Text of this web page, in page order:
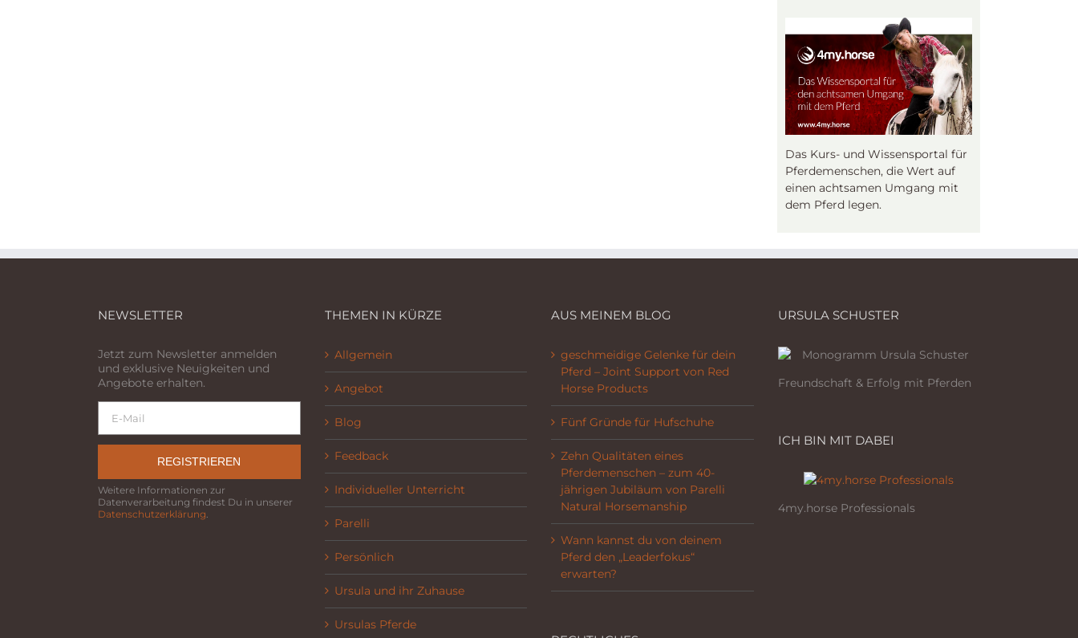
Das Kurs- und Wissensportal für
Pferdemenschen, die Wert auf
einen achtsamen Umgang mit
dem Pferd legen.
NEWSLETTER
Jetzt zum Newsletter anmelden
und exklusive Neuigkeiten und
Angebote erhalten.
REGISTRIEREN
Weitere Informationen zur
Datenverarbeitung findest Du in unserer
Datenschutzerklärung
THEMEN IN KÜRZE
Allgemein
Angebot
Blog
Feedback
Individueller Unterricht
Parelli
Persönlich
Ursula und ihr Zuhause
Ursulas Pferde
AUS MEINEM BLOG
geschmeidige Gelenke für dein
Pferd – Joint Support von Red
Horse Products
Fünf Gründe für Hufschuhe
Zehn Qualitäten eines
Pferdemenschen – zum 40-
jährigen Jubiläum von Parelli
Natural Horsemanship
Wann kannst du von deinem
Pferd den „Leaderfokus“
erwarten?
URSULA SCHUSTER
Freundschaft & Erfolg mit Pferden
ICH BIN MIT DABEI
4my.horse Professionals